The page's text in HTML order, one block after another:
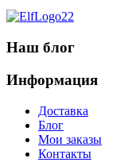
Наш блог
Информация
Доставка
Блог
Мои заказы
Контакты